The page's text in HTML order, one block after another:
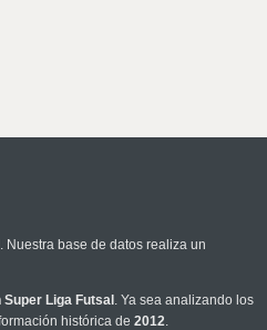
. Nuestra base de datos realiza un
Super Liga Futsal . Ya sea analizando los
histórica de 2012.